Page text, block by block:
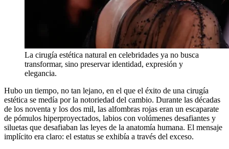
La cirugía estética natural en celebridades ya no busca
transformar, sino preservar identidad, expresión y
elegancia.
Hubo un tiempo, no tan lejano, en el que el éxito de una cirugía
estética se medía por la notoriedad del cambio. Durante las décadas
de los noventa y los dos mil, las alfombras rojas eran un escaparate
de pómulos hiperproyectados, labios con volúmenes desafiantes y
siluetas que desafiaban las leyes de la anatomía humana. El mensaje
implícito era claro: el estatus se exhibía a través del exceso.